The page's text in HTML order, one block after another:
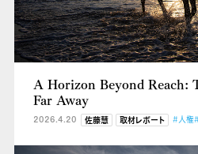
A Horizon Beyond Reach:
Far Away
2026.4.20 佐藤慧 取材レポート #人権